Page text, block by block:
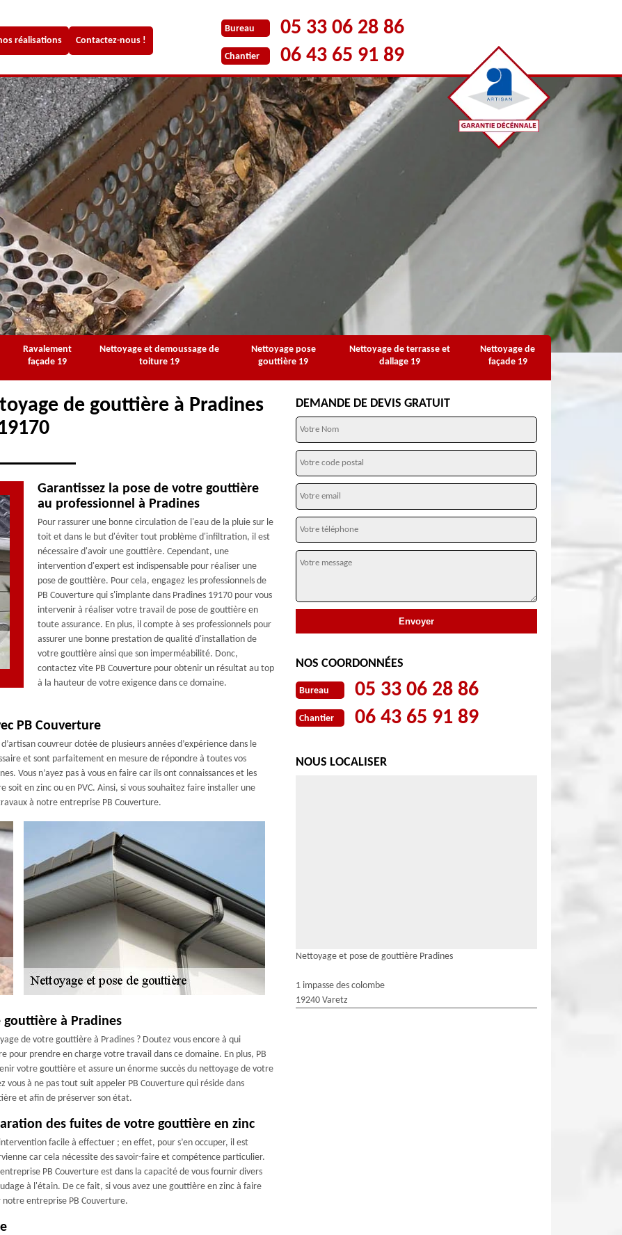
réalisations Contactez-nous !
Bureau 05 33 06 28 86
Chantier 06 43 65 91 89
Ravalement
façade 19
Nettoyage et demoussage de
toiture 19
Nettoyage pose
gouttière 19
Nettoyage de terrasse et
dallage 19
Nettoyage de
façade 19
de gouttière à Pradines
Garantissez la pose de votre gouttière
au professionnel à Pradines
Pour rassurer une bonne circulation de l'eau de la pluie sur le
toit et dans le but d'éviter tout problème d'infiltration, il est
nécessaire d'avoir une gouttière. Cependant, une
intervention d'expert est indispensable pour réaliser une
pose de gouttière. Pour cela, engagez les professionnels de
PB Couverture qui s'implante dans Pradines 19170 pour vous
intervenir à réaliser votre travail de pose de gouttière en
toute assurance. En plus, il compte à ses professionnels pour
assurer une bonne prestation de qualité d'installation de
votre gouttière ainsi que son imperméabilité. Donc,
contactez vite PB Couverture pour obtenir un résultat au top
à la hauteur de votre exigence dans ce domaine.
PB Couverture
couvreur dotée de plusieurs années d’expérience dans le
et sont parfaitement en mesure de répondre à toutes vos
Vous n’ayez pas à vous en faire car ils ont connaissances et les
en zinc ou en PVC. Ainsi, si vous souhaitez faire installer une
à notre entreprise PB Couverture.
à Pradines
de votre gouttière à Pradines ? Doutez vous encore à qui
pour prendre en charge votre travail dans ce domaine. En plus, PB
votre gouttière et assure un énorme succès du nettoyage de votre
à ne pas tout suit appeler PB Couverture qui réside dans
et afin de préserver son état.
des fuites de votre gouttière en zinc
facile à effectuer ; en effet, pour s’en occuper, il est
car cela nécessite des savoir-faire et compétence particulier.
PB Couverture est dans la capacité de vous fournir divers
à l'étain. De ce fait, si vous avez une gouttière en zinc à faire
notre entreprise PB Couverture.
DEMANDE DE DEVIS GRATUIT
NOS COORDONNÉES
Bureau 05 33 06 28 86
Chantier 06 43 65 91 89
NOUS LOCALISER
Nettoyage et pose de gouttière Pradines
1 impasse des colombe
19240 Varetz